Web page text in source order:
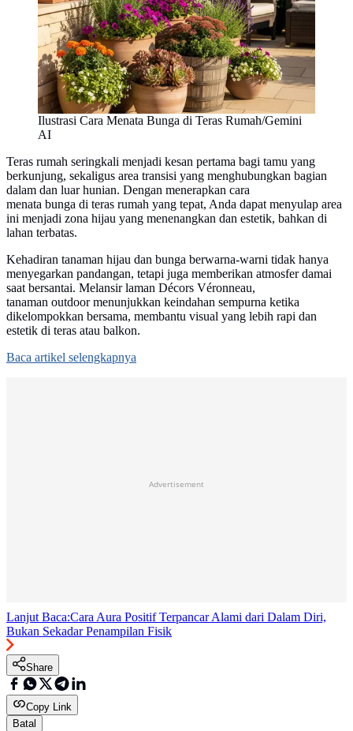
Ilustrasi Cara Menata Bunga di Teras Rumah/Gemini
AI
Teras rumah seringkali menjadi kesan pertama bagi tamu yang
berkunjung, sekaligus area transisi yang menghubungkan bagian
dalam dan luar hunian. Dengan menerapkan cara
menata bunga di teras rumah yang tepat, Anda dapat menyulap area
ini menjadi zona hijau yang menenangkan dan estetik, bahkan di
lahan terbatas.
Kehadiran tanaman hijau dan bunga berwarna-warni tidak hanya
menyegarkan pandangan, tetapi juga memberikan atmosfer damai
saat bersantai. Melansir laman Décors Véronneau,
tanaman outdoor menunjukkan keindahan sempurna ketika
dikelompokkan bersama, membantu visual yang lebih rapi dan
estetik di teras atau balkon.
Baca artikel selengkapnya
Advertisement
Lanjut Baca:Cara Aura Positif Terpancar Alami dari Dalam Diri,
Bukan Sekadar Penampilan Fisik
Share
Copy Link
Batal